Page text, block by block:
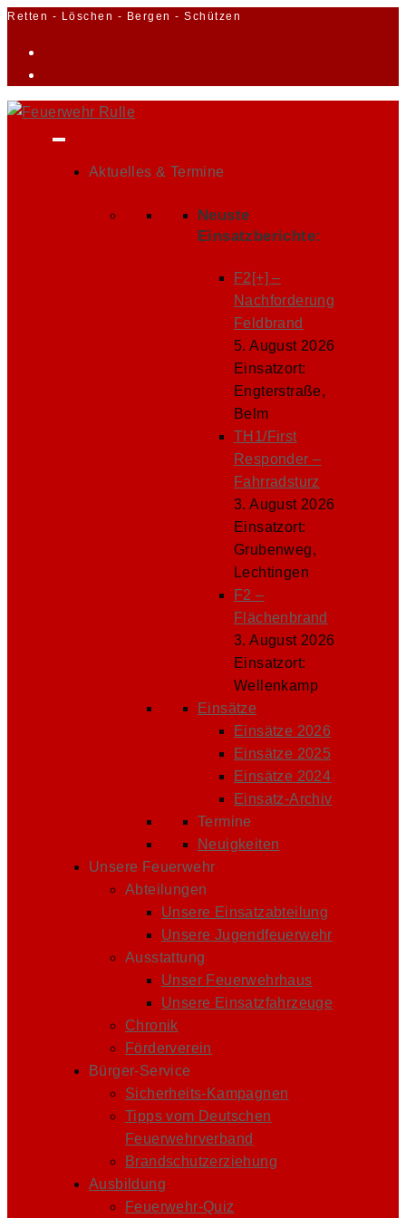
Zum
Retten - Löschen - Bergen - Schützen
Aktuelles & Termine
Neuste
Einsatzberichte:
F2[+] –
Nachforderung
Feldbrand
5. August 2026
Einsatzort:
Engterstraße,
Belm
TH1/First
Responder –
Fahrradsturz
3. August 2026
Einsatzort:
Grubenweg,
Lechtingen
F2 –
Flächenbrand
3. August 2026
Einsatzort:
Wellenkamp
Einsätze
Einsätze 2026
Einsätze 2025
Einsätze 2024
Einsatz-Archiv
Termine
Neuigkeiten
Unsere Feuerwehr
Abteilungen
Unsere Einsatzabteilung
Unsere Jugendfeuerwehr
Ausstattung
Unser Feuerwehrhaus
Unsere Einsatzfahrzeuge
Chronik
Förderverein
Bürger-Service
Sicherheits-Kampagnen
Tipps vom Deutschen
Feuerwehrverband
Brandschutzerziehung
Ausbildung
Feuerwehr-Quiz